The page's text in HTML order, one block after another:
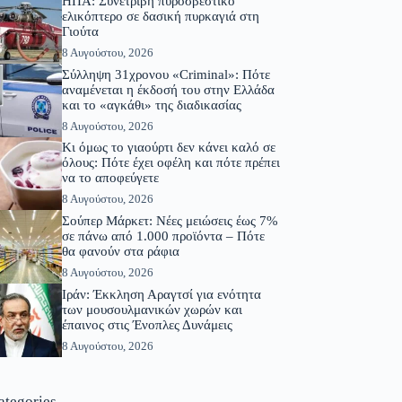
ελικόπτερο σε δασική πυρκαγιά στη
Γιούτα
8 Αυγούστου, 2026
Σύλληψη 31χρονου «Criminal»: Πότε
αναμένεται η έκδοσή του στην Ελλάδα
και το «αγκάθι» της διαδικασίας
8 Αυγούστου, 2026
Κι όμως το γιαούρτι δεν κάνει καλό σε
όλους: Πότε έχει οφέλη και πότε πρέπει
να το αποφεύγετε
8 Αυγούστου, 2026
Σούπερ Μάρκετ: Νέες μειώσεις έως 7%
σε πάνω από 1.000 προϊόντα – Πότε
θα φανούν στα ράφια
8 Αυγούστου, 2026
Ιράν: Έκκληση Αραγτσί για ενότητα
των μουσουλμανικών χωρών και
έπαινος στις Ένοπλες Δυνάμεις
8 Αυγούστου, 2026